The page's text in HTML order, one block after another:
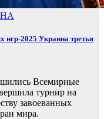
игр-2025 Украина третья
Всемирные
турнир на
завоеванных
мира.